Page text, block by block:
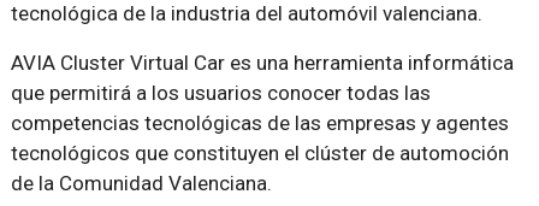
tecnológica de la industria del automóvil valenciana.
AVIA Cluster Virtual Car es una herramienta informática
que permitirá a los usuarios conocer todas las
competencias tecnológicas de las empresas y agentes
tecnológicos que constituyen el clúster de automoción
de la Comunidad Valenciana.